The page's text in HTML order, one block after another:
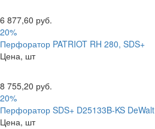
6 877,60 руб.
20%
Перфоратор PATRIOT RH 280, SDS+
Цена, шт
8 755,20 руб.
20%
Перфоратор SDS+ D25133B-KS DeWalt
Цена, шт